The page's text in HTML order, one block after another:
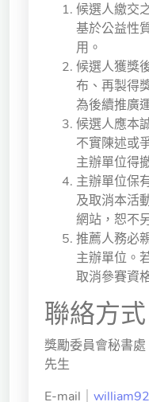
候選人繳交
基於公益性
用。
候選人獲獎
布、再製得
為後續推廣
候選人應本
不實陳述或
主辦單位得
主辦單位保
及取消本活
網站，恕不
推薦人務必
主辦單位。
取消參賽資
聯絡方式
獎勵委員會秘書
先生
E-mail｜